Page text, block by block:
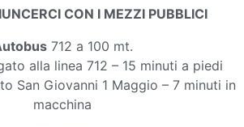
CON I MEZZI PUBBLICI
712 a 100 mt.
alla linea 712 – 15 minuti a piedi
San Giovanni 1 Maggio – 7 minuti in
macchina